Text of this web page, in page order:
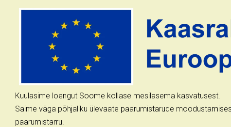
Kuulasime loengut Soome kollase mesilasema kasvatusest.
Saime väga põhjaliku ülevaate paarumistarude
paarumistarru.